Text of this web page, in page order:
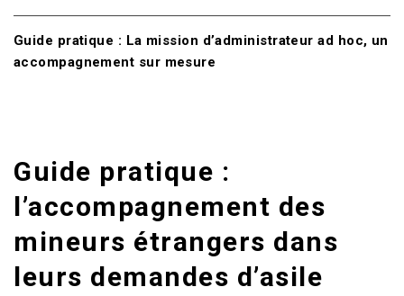
Guide pratique : La mission d’administrateur ad hoc, un
accompagnement sur mesure
Guide pratique :
l’accompagnement des
mineurs étrangers dans
leurs demandes d’asile